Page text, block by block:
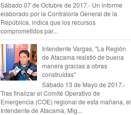
Sábado 07 de Octubre de 2017.- Un informe
elaborado por la Contraloría General de la
República, indica que los recursos
comprometidos par...
Intendente Vargas, "La Región
de Atacama resistió de buena
manera gracias a obras
construídas"
Sábado 13 de Mayo de 2017.-
Tras finalizar el Comité Operativo de
Emergencia (COE) regional de esta mañana, el
Intendente de Atacama, Mig...